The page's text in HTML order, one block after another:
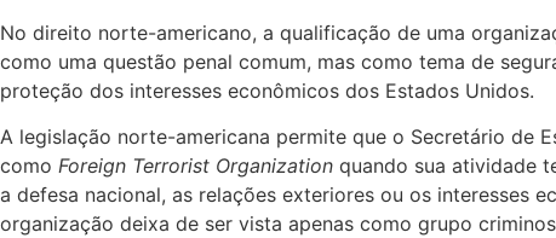
No direito norte-americano, a qualificação de uma
como uma questão penal comum, mas como tema de
proteção dos interesses econômicos dos Estados Unidos.
A legislação norte-americana permite que o Secretário de
como Foreign Terrorist Organization quando sua atividade
a defesa nacional, as relações exteriores ou os interesses
organização deixa de ser vista apenas como grupo